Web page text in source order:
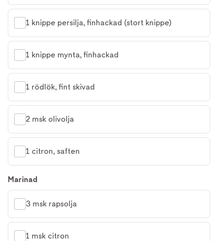
1 knippe persilja, finhackad (stort knippe)
1 knippe mynta, finhackad
1 rödlök, fint skivad
2 msk olivolja
1 citron, saften
Marinad
3 msk rapsolja
1 msk citron